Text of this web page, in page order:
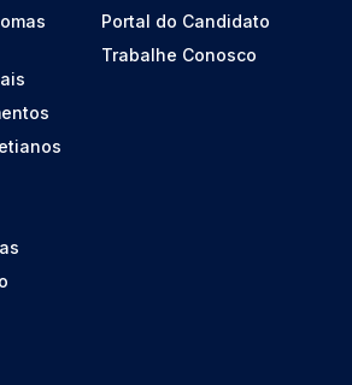
Portal do Candidato
Trabalhe Conosco